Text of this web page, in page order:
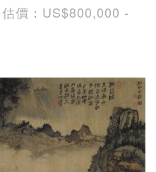
價：US$800,000 -